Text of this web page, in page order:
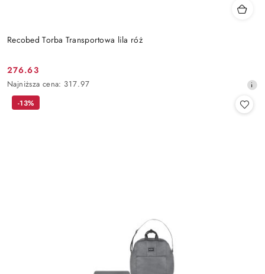
Recobed Torba Transportowa lila róż
Cena
promocyjna:
276.63
Najniższa
cena
Najniższa cena: 317.97
-13%